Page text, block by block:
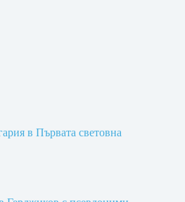
в Първата световна